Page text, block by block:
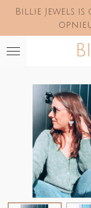
Skip
main
content
Billie Jewels is